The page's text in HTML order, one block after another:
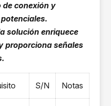
conexión y
solución enriquece
proporciona señales
S/N Notas